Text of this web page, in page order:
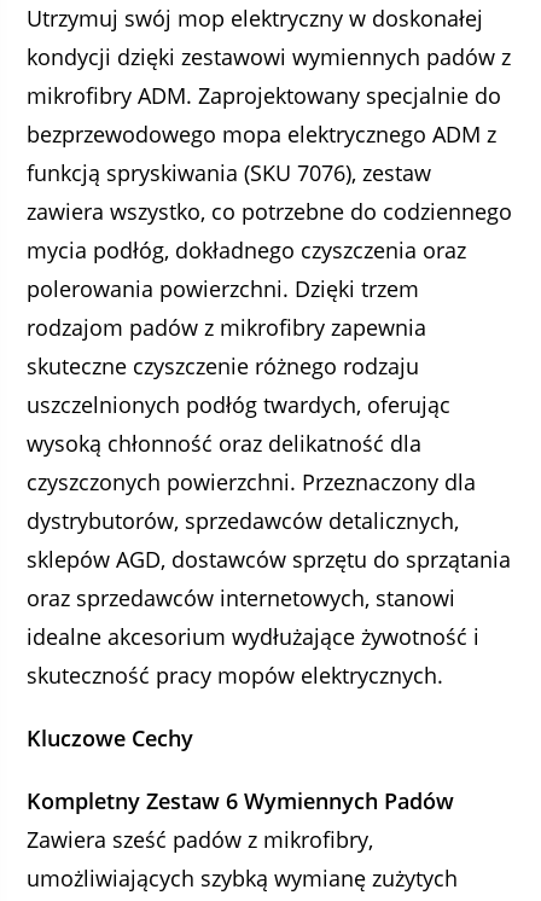
Utrzymuj swój mop elektryczny w doskonałej
kondycji dzięki zestawowi wymiennych padów z
mikrofibry ADM. Zaprojektowany specjalnie do
bezprzewodowego mopa elektrycznego ADM z
funkcją spryskiwania (SKU 7076), zestaw
zawiera wszystko, co potrzebne do codziennego
mycia podłóg, dokładnego czyszczenia oraz
polerowania powierzchni. Dzięki trzem
rodzajom padów z mikrofibry zapewnia
skuteczne czyszczenie różnego rodzaju
uszczelnionych podłóg twardych, oferując
wysoką chłonność oraz delikatność dla
czyszczonych powierzchni. Przeznaczony dla
dystrybutorów, sprzedawców detalicznych,
sklepów AGD, dostawców sprzętu do sprzątania
oraz sprzedawców internetowych, stanowi
idealne akcesorium wydłużające żywotność i
skuteczność pracy mopów elektrycznych.
Kluczowe Cechy
Kompletny Zestaw 6 Wymiennych Padów
Zawiera sześć padów z mikrofibry,
umożliwiających szybką wymianę zużytych